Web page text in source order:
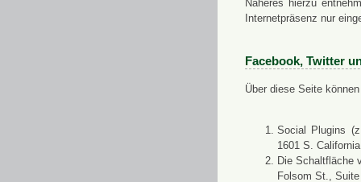
Näheres hierzu
Internetpräsenz nur
Facebook, Twitter
Über diese Seite
Social Plugins
1601 S.
Die Schaltfläche
Folsom St.,